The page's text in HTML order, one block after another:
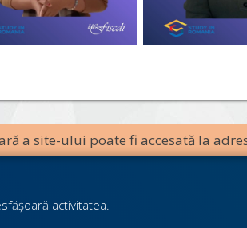
a site-ului poate fi accesată la
activitatea.